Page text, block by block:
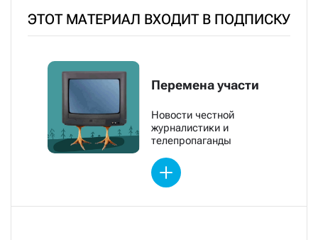
ЭТОТ МАТЕРИАЛ ВХОДИТ В ПОДПИСКУ
Перемена участи
Новости честной
журналистики и
телепропаганды